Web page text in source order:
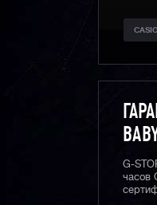
G-
часов